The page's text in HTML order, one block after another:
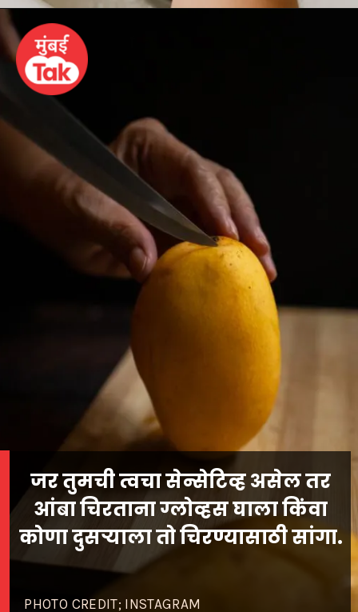
PHOTO CREDIT; INSTAGRAM
जर तुमची त्वचा सेन्सेटिव्ह असेल तर
आंबा चिरताना ग्लोव्हस घाला किंवा